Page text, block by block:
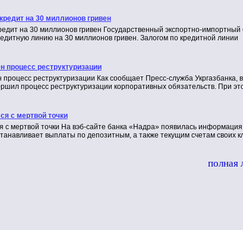
на 30 миллионов гривен
на 30 миллионов гривен Государственный экспортно-импортный
линию на 30 миллионов гривен. Залогом по кредитной линии
процесс реструктуризации
процесс реструктуризации Как сообщает Пресс-служба
процесс реструктуризации корпоративных обязательств. При
с мертвой точки
с мертвой точки На вэб-сайте банка «Надра» появилась
выплаты по депозитным, а также текущим счетам своих
полная